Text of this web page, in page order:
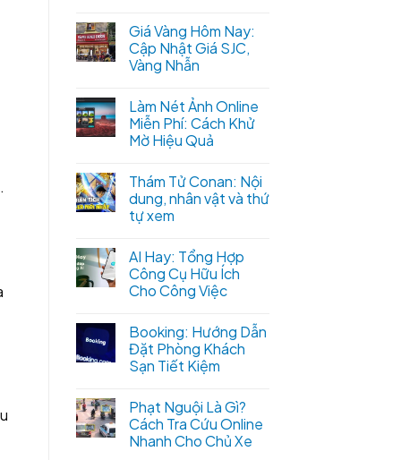
Giá Vàng Hôm Nay:
Cập Nhật Giá SJC,
Vàng Nhẫn
Làm Nét Ảnh Online
Miễn Phí: Cách Khử
Mờ Hiệu Quả
Thám Tử Conan: Nội
dung, nhân vật và thứ
tự xem
AI Hay: Tổng Hợp
Công Cụ Hữu Ích
Cho Công Việc
Booking: Hướng Dẫn
Đặt Phòng Khách
Sạn Tiết Kiệm
Phạt Nguội Là Gì?
Cách Tra Cứu Online
Nhanh Cho Chủ Xe